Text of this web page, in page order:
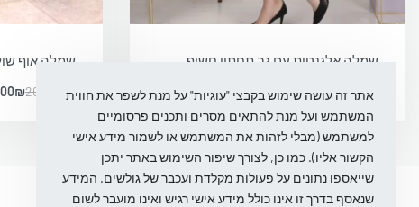
שמלה אלגנטית עם גב תחתון חשוף
260.00₪
69.99₪
-73% OFF
שמלה אוף
200.00 ₪
₪
אתר זה עושה שימוש בקבצי "עוגיות" על מנת לשפר את חווית
המשתמש ועל מנת להתאים מסרים ותכנים פרסומיים
למשתמש (מבלי לזהות את המשתמש או לשמור מידע אישי
הקשור אליו). כמו כן, לצורך שיפור השימוש באתר יתכן
שייאספו נתונים על פעולות מקלדת ועכבר של גולשים. המידע
שנאסף בדרך זו אינו כולל מידע אישי רגיש ואינו מועבר לשום